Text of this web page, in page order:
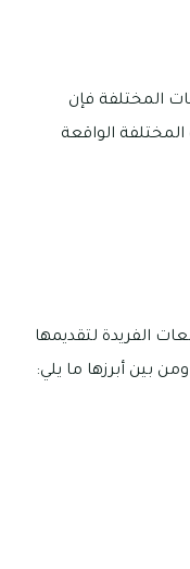
المختلفة فإن
الواقعة
الفريدة لتقديمها
بين أبرزها ما يلي: